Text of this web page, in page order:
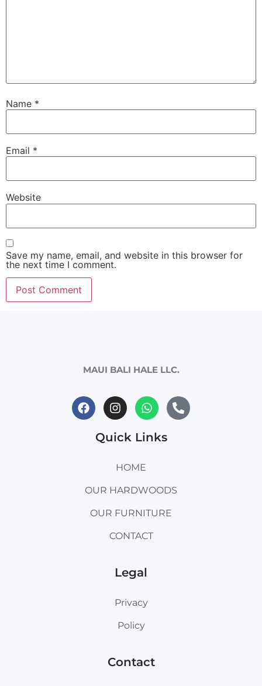
Name *
Email *
Website
Save my name, email, and website in this browser for
the next time I comment.
MAUI BALI HALE LLC.
Quick Links
HOME
OUR HARDWOODS
OUR FURNITURE
CONTACT
Legal
Privacy
Policy
Contact